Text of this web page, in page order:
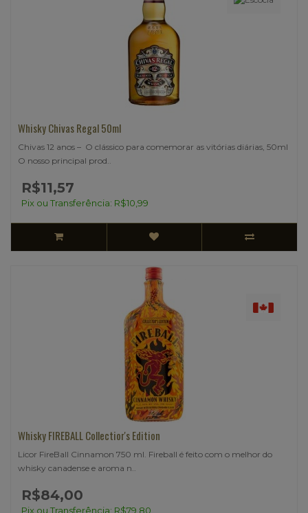
Whisky Chivas Regal 50ml
Chivas 12 anos – O clássico para comemorar as vitórias diárias, 50ml
O nosso principal prod..
R$11,57
Pix ou Transferência: R$10,99
Whisky FIREBALL Collectior's Edition
Licor FireBall Cinnamon 750 ml. Fireball é feito com o melhor do
whisky canadense e aroma n..
R$84,00
Pix ou Transferência: R$79,80